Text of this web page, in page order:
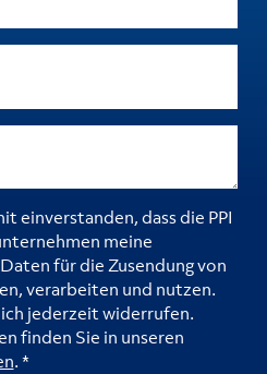
einverstanden, dass die PPI
meine
für die Zusendung von
verarbeiten und nutzen.
jederzeit widerrufen.
finden Sie in unseren
. *